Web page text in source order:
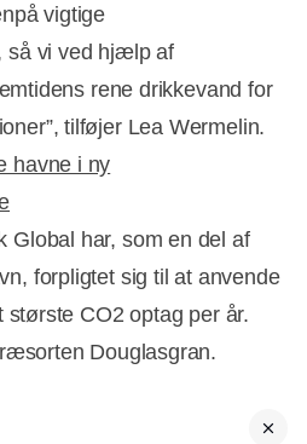
vigtige
så vi ved hjælp af
rene drikkevand for
tilføjer Lea Wermelin.
havne i ny
Global har, som en del af
forpligtet sig til at anvende
CO2 optag per år.
Douglasgran.